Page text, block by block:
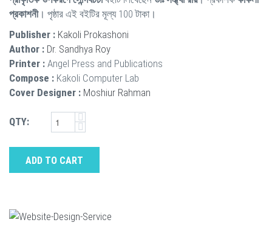
প্রকাশনী। পৃষ্ঠার এই বইটির মূল্য 100 টাকা।
Publisher : Kakoli Prokashoni
Author : Dr. Sandhya Roy
Printer : Angel Press and Publications
Compose : Kakoli Computer Lab
Cover Designer : Moshiur Rahman
QTY:
ADD TO CART